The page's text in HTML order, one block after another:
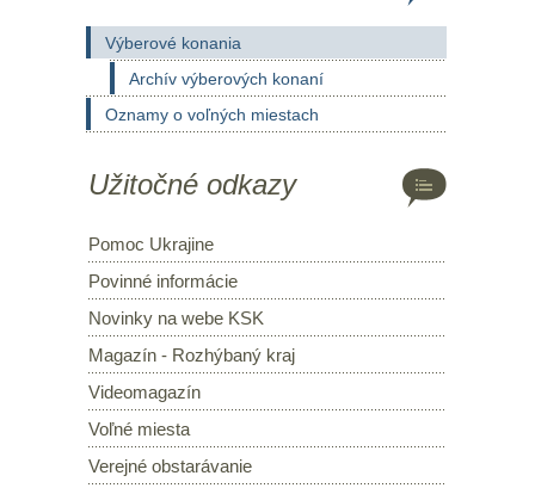
Výberové konania
Archív výberových konaní
Oznamy o voľných miestach
Užitočné odkazy
Pomoc Ukrajine
Povinné informácie
Novinky na webe KSK
Magazín - Rozhýbaný kraj
Videomagazín
Voľné miesta
Verejné obstarávanie